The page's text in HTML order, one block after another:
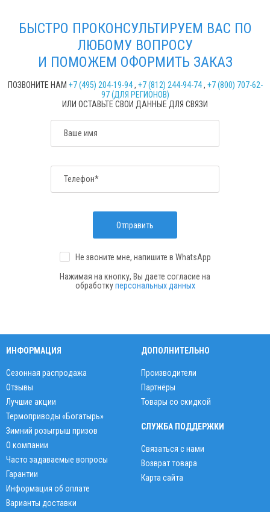
БЫСТРО ПРОКОНСУЛЬТИРУЕМ ВАС ПО
ЛЮБОМУ ВОПРОСУ
И ПОМОЖЕМ ОФОРМИТЬ ЗАКАЗ
ПОЗВОНИТЕ НАМ +7 (495) 204-19-94, +7 (812) 244-94-74, +7 (800) 707-62-
97 (ДЛЯ РЕГИОНОВ)
ИЛИ ОСТАВЬТЕ СВОИ ДАННЫЕ ДЛЯ СВЯЗИ
Ваше имя
Телефон*
Отправить
Не звоните мне, напишите в WhatsApp
Нажимая на кнопку, Вы даете согласие на
обработкуперсональных данных
ИНФОРМАЦИЯ
Сезонная распродажа
Отзывы
Лучшие акции
Термоприводы «Богатырь»
Зимний розыгрыш призов
О компании
Часто задаваемые вопросы
Гарантии
Информация об оплате
Варианты доставки
ДОПОЛНИТЕЛЬНО
Производители
Партнёры
Товары со скидкой
СЛУЖБА ПОДДЕРЖКИ
Связаться с нами
Возврат товара
Карта сайта